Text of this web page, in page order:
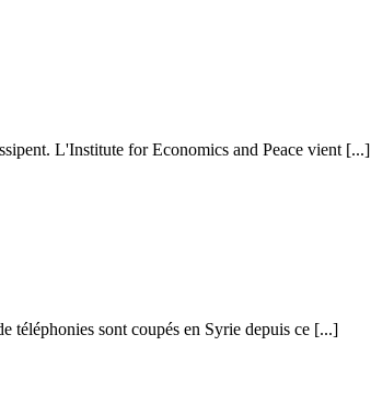
L'Institute for Economics and Peace vient [...]
téléphonies sont coupés en Syrie depuis ce [...]